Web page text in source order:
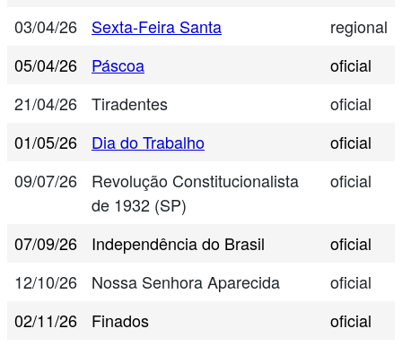
03/04/26 Sexta-Feira Santa
regional
05/04/26
Páscoa
oficial
21/04/26
Tiradentes
oficial
01/05/26
Dia do Trabalho
oficial
09/07/26
Revolução Constitucionalista
de 1932 (SP)
oficial
07/09/26 Independência do Brasil
oficial
12/10/26
Nossa Senhora Aparecida
oficial
02/11/26
Finados
oficial